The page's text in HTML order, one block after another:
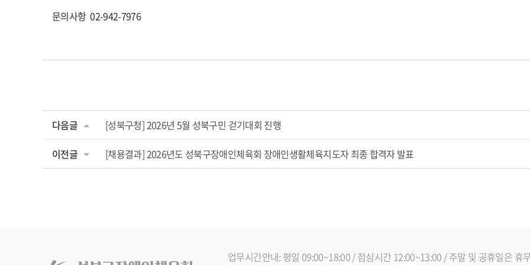
문의사항 02-942-7976
다음글 [성북구청] 2026년 5월 성북구민 걷기대회 진행
이전글 [채용결과] 2026년도 성북구장애인체육회 장애인생활체육지도자 최종 합격자 발표
업무시간안내: 평일 09:00~18:00 / 점심시간 12:00~13:00 / 주말 및 공휴일은 휴